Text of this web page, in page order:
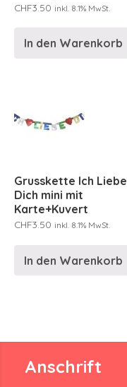
CHF3.50 inkl. 8.1% MwSt.
In den Warenkorb
Grusskette Ich Liebe
Dich mini mit
Karte+Kuvert
CHF3.50 inkl. 8.1% MwSt.
In den Warenkorb
Anschrift